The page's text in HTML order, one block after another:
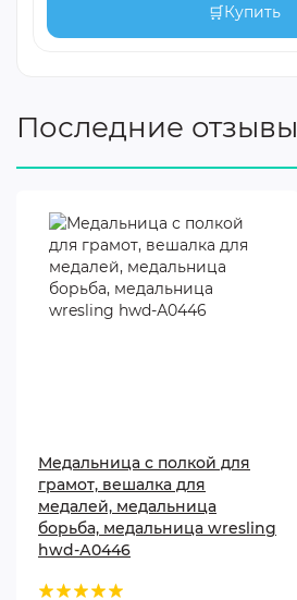
🛒Купить
Последние отзывы
Медальница с полкой для
грамот, вешалка для
медалей, медальница
борьба, медальница wresling
hwd-А0446